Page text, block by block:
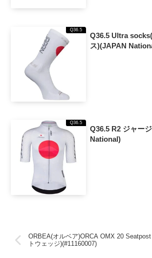
Q36.5
Q36.5 Ultra
ス)(JAPAN
Q36.5
Q36.5 R2 ジャー
National)
ORBEA(オルベア)ORCA OMX 20
トウェッジ)(#11160007)